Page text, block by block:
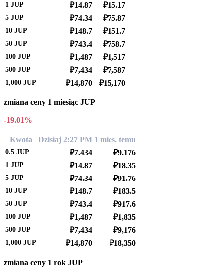
1 JUP ₽14.87 ₽15.17
5 JUP ₽74.34 ₽75.87
10 JUP ₽148.7 ₽151.7
50 JUP ₽743.4 ₽758.7
100 JUP ₽1,487 ₽1,517
500 JUP ₽7,434 ₽7,587
1,000 JUP ₽14,870 ₽15,170
zmiana ceny 1 miesiąc JUP
-19.01%
Kwota Dzisiaj 2:27 PM 1 mies. temu
0.5 JUP ₽7.434 ₽9.176
1 JUP ₽14.87 ₽18.35
5 JUP ₽74.34 ₽91.76
10 JUP ₽148.7 ₽183.5
50 JUP ₽743.4 ₽917.6
100 JUP ₽1,487 ₽1,835
500 JUP ₽7,434 ₽9,176
1,000 JUP ₽14,870 ₽18,350
zmiana ceny 1 rok JUP